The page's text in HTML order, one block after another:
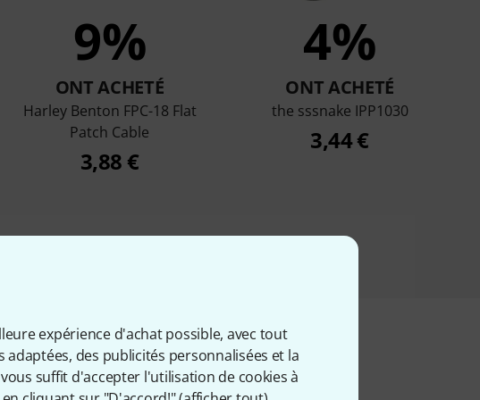
expérience d'achat possible, avec tout
adaptées, des publicités personnalisées et la
suffit d'accepter l'utilisation de cookies à
9%
ONT ACHETÉ
Harley Benton FPC-18 Flat
Patch Cable
3,88 €
4%
ONT ACHETÉ
the sssnake IPP1030
3,44 €